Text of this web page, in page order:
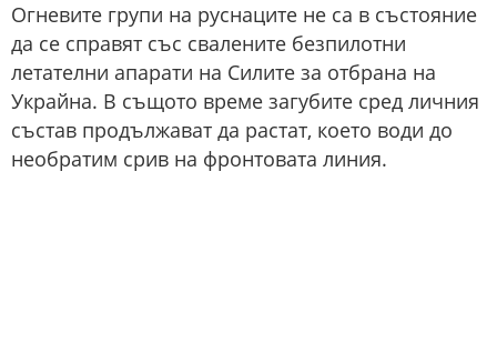
Огневите групи на руснаците не са в състояние
да се справят със свалените безпилотни
летателни апарати на Силите за отбрана на
Украйна. В същото време загубите сред личния
състав продължават да растат, което води до
необратим срив на фронтовата линия.